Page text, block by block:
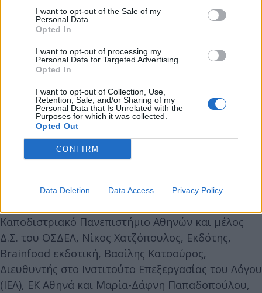
I want to opt-out of the Sale of my
Personal Data.
Opted In
I want to opt-out of processing my
Personal Data for Targeted Advertising.
Opted In
I want to opt-out of Collection, Use,
Retention, Sale, and/or Sharing of my
Personal Data that Is Unrelated with the
Purposes for which it was collected.
Opted Out
CONFIRM
Data Deletion Data Access Privacy Policy
εκπροσώπων του εκδοτικού, ακαδημαϊκού,
νομικού και ερευνητικού χώρου αλλά και με τη
συμμετοχή του κοινού.
Δαρδανός, Εκδότης, Gutenberg, Πρόεδρος της
Ένωσης Ελληνικού Βιβλίου (ΕΝΕΛΒΙ), μέλος Δ.Σ. του
ΟΣΔΕΛ, Νίκος Ερηνάκης, Επίκουρος Καθηγητής
Πολιτικής Φιλοσοφίας & Φιλοσοφίας του
Πολιτισμού, Πανεπιστήμιο Κρήτης, ποιητής και
Τιτίκα Δημητρούλια, Καθηγήτρια Θεωρίας και
Καποδιστριακό Πανεπιστήμιο Αθηνών και μέλος
Δ.Σ. του ΟΣΔΕΛ, Νίκος Χατζόπουλος, Εκδότης,
Brainfood εκδοτική, Βασίλης Κατσούρος,
Διευθυντής στο Ινστιτούτο Επεξεργασίας του Λόγου
(ΙΕΛ), ΕΚ Αθηνά και Μαρία-Δάφνη Παπαδοπούλου,